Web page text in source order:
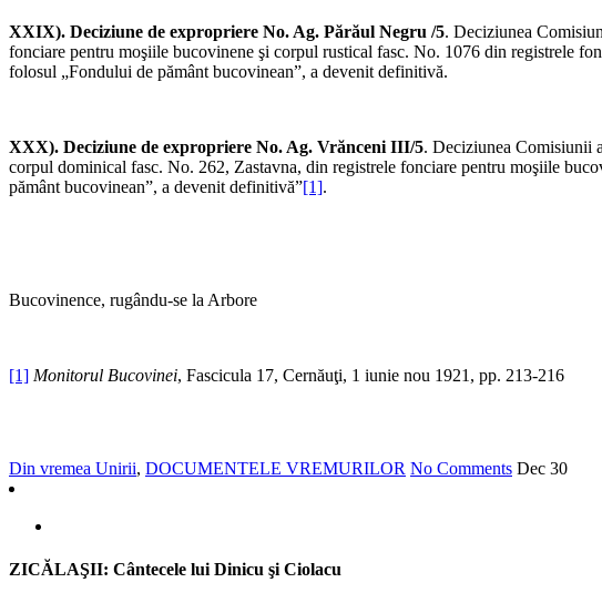
XXIX). Deciziune de expropriere No. Ag. Părăul Negru /5. Deciziunea
fonciare pentru moşiile bucovinene şi corpul rustical fasc. No. 1076 din registrele
folosul „Fondului de pământ bucovinean”, a devenit definitivă.
XXX). Deciziune de expropriere No. Ag. Vrănceni III/5. Deciziunea Comisiunii
corpul dominical fasc. No. 262, Zastavna, din registrele fonciare pentru moşiile
pământ bucovinean”, a devenit definitivă”[1].
Bucovinence, rugându-se la Arbore
[1] Monitorul Bucovinei, Fascicula 17, Cernăuţi, 1 iunie nou 1921, pp. 213-216
Din vremea Unirii, DOCUMENTELE VREMURILOR No Comments Dec 30
ZICĂLAŞII: Cântecele lui Dinicu şi Ciolacu